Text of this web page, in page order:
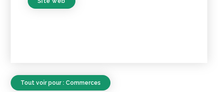
Tout voir pour : Commerces